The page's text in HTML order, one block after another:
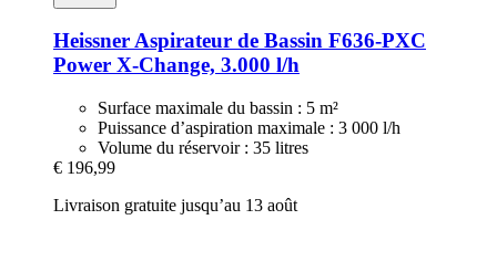
HeissnerAspirateur de Bassin F636-​PXC
Power X-​Change, 3.000 l/h
Surface maximale du bassin : 5 m²
Puissance d’aspiration maximale : 3 000 l/h
Volume du réservoir : 35 litres
€ 196,99
Livraison gratuite jusqu’au 13 août